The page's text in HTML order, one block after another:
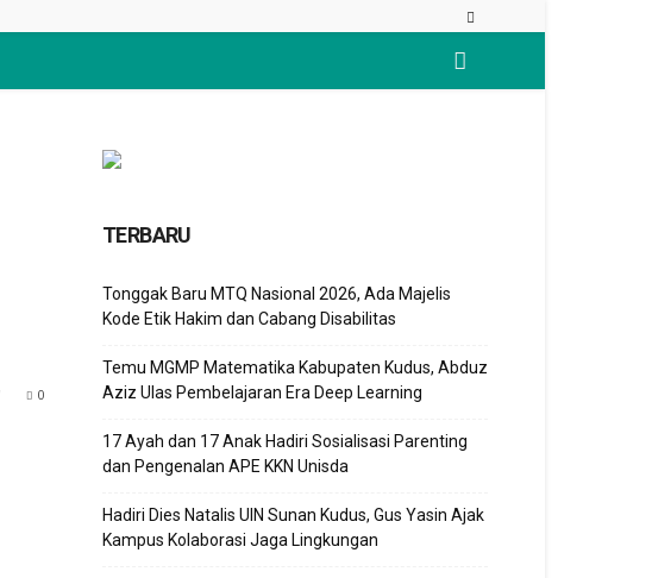
0
TERBARU
Tonggak Baru MTQ Nasional 2026, Ada Majelis
Kode Etik Hakim dan Cabang Disabilitas
Temu MGMP Matematika Kabupaten Kudus, Abduz
Aziz Ulas Pembelajaran Era Deep Learning
17 Ayah dan 17 Anak Hadiri Sosialisasi Parenting
dan Pengenalan APE KKN Unisda
Hadiri Dies Natalis UIN Sunan Kudus, Gus Yasin Ajak
Kampus Kolaborasi Jaga Lingkungan